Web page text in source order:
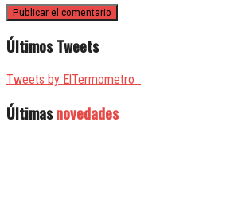
Últimos Tweets
Tweets by ElTermometro_
Últimasnovedades